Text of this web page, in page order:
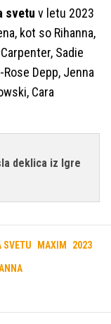
svetu v letu 2023
kot so Rihanna,
Sadie
Depp, Jenna
Cara
deklica iz Igre
SVETU MAXIM 2023